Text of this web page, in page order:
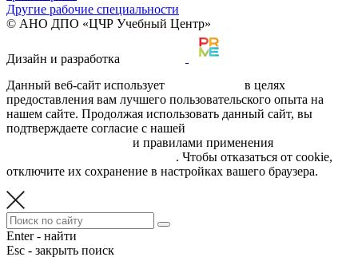
Другие рабочие специальности
© АНО ДПО «ЦЧР Учебный Центр»
Дизайн и разработка
Данный веб-сайт использует
в целях
предоставления вам лучшего пользовательского опыта на
нашем сайте. Продолжая использовать данный сайт, вы
подтверждаете согласие с нашей
и правилами применения
. Чтобы отказаться от cookie,
отключите их сохранение в настройках вашего браузера.
Enter - найти
Esc - закрыть поиск